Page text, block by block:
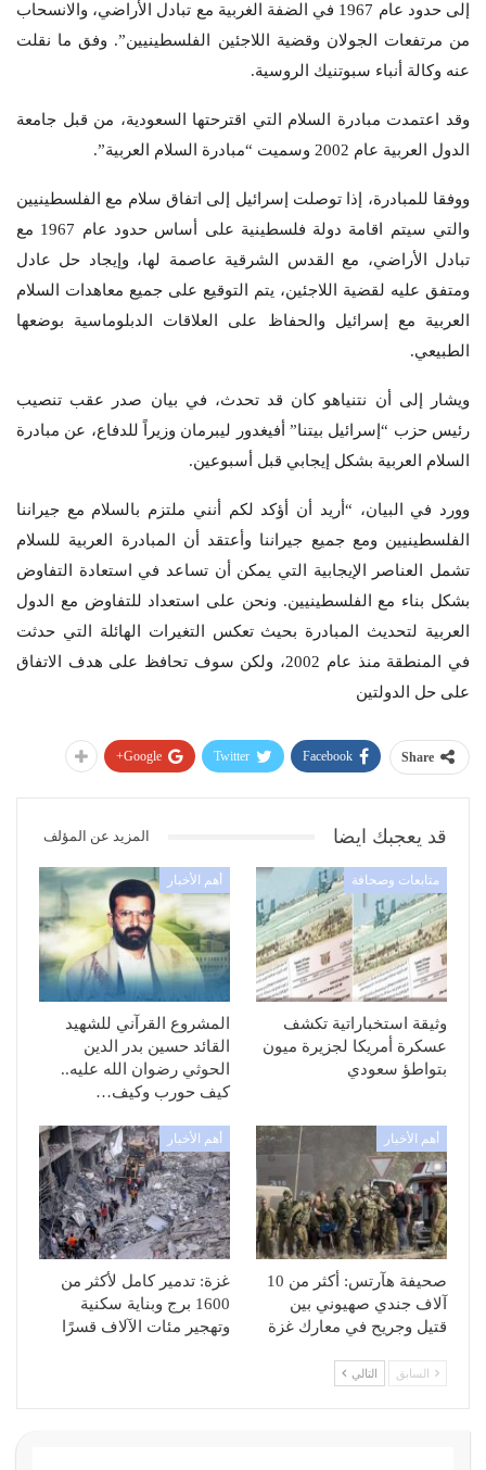
إلى حدود عام 1967 في الضفة الغربية مع تبادل الأراضي، والانسحاب
من مرتفعات الجولان وقضية اللاجئين الفلسطينيين”. وفق ما نقلت
عنه وكالة أنباء سبوتنيك الروسية.
وقد اعتمدت مبادرة السلام التي اقترحتها السعودية، من قبل جامعة
الدول العربية عام 2002 وسميت “مبادرة السلام العربية”.
ووفقا للمبادرة، إذا توصلت إسرائيل إلى اتفاق سلام مع الفلسطينيين
والتي سيتم اقامة دولة فلسطينية على أساس حدود عام 1967 مع
تبادل الأراضي، مع القدس الشرقية عاصمة لها، وإيجاد حل عادل
ومتفق عليه لقضية اللاجئين، يتم التوقيع على جميع معاهدات السلام
العربية مع إسرائيل والحفاظ على العلاقات الدبلوماسية بوضعها
الطبيعي.
ويشار إلى أن نتنياهو كان قد تحدث، في بيان صدر عقب تنصيب
رئيس حزب “إسرائيل بيتنا” أفيغدور ليبرمان وزيراً للدفاع، عن مبادرة
السلام العربية بشكل إيجابي قبل أسبوعين.
وورد في البيان، “أريد أن أؤكد لكم أنني ملتزم بالسلام مع جيراننا
الفلسطينيين ومع جميع جيراننا وأعتقد أن المبادرة العربية للسلام
تشمل العناصر الإيجابية التي يمكن أن تساعد في استعادة التفاوض
بشكل بناء مع الفلسطينيين. ونحن على استعداد للتفاوض مع الدول
العربية لتحديث المبادرة بحيث تعكس التغيرات الهائلة التي حدثت
في المنطقة منذ عام 2002، ولكن سوف تحافظ على هدف الاتفاق
على حل الدولتين
Share
Facebook
Twitter
Google+
قد يعجبك ايضا المزيد عن المؤلف
متابعات وصحافة
وثيقة استخباراتية تكشف
عسكرة أمريكا لجزيرة ميون
بتواطؤ سعودي
أهم الأخبار
المشروع القرآني للشهيد
القائد حسين بدر الدين
الحوثي رضوان الله عليه..
كيف حورب وكيف…
أهم الأخبار
صحيفة هآرتس: أكثر من 10
آلاف جندي صهيوني بين
قتيل وجريح في معارك غزة
أهم الأخبار
غزة: تدمير كامل لأكثر من
1600 برج وبناية سكنية
وتهجير مئات الآلاف قسرًا
السابق التالي